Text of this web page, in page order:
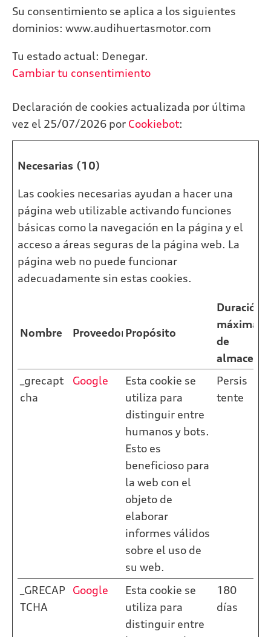
Su consentimiento se aplica a los siguientes
dominios: www.audihuertasmotor.com
Tu estado actual: Denegar.
Cambiar tu consentimiento
Declaración de cookies actualizada por última
vez el 25/07/2026 por Cookiebot:
Necesarias (10)
Las cookies necesarias ayudan a hacer una
página web utilizable activando funciones
básicas como la navegación en la página y el
acceso a áreas seguras de la página web. La
página web no puede funcionar
adecuadamente sin estas cookies.
Nombre Proveedor Propósito
Duración
máxima
de
_grecapt
cha
Google
Esta cookie se
utiliza para
distinguir entre
humanos y bots.
Esto es
beneficioso para
la web con el
objeto de
elaborar
informes válidos
sobre el uso de
su web.
Persis
tente
_GRECAP
TCHA
Google
Esta cookie se
utiliza para
distinguir entre
180
días